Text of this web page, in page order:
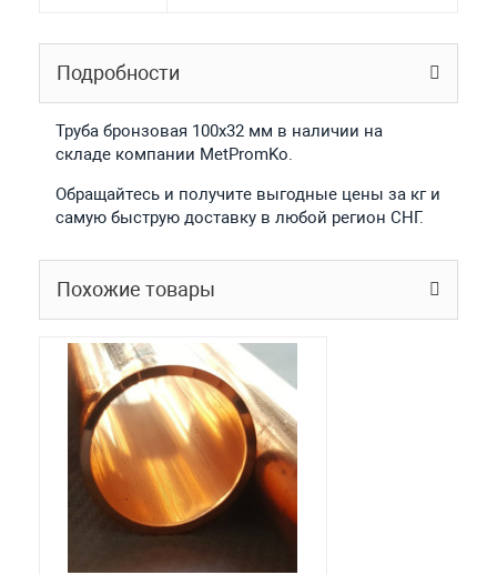
Подробности
Труба бронзовая 100x32 мм в наличии на
складе компании MetPromKo.
Обращайтесь и получите выгодные цены за кг и
самую быструю доставку в любой регион СНГ.
Похожие товары